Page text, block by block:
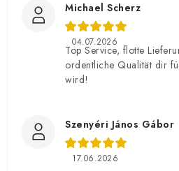
Michael Scherz
04.07.2026
Top Service, flotte
ordentliche Qualität dir
wird!
Szenyéri János Gábor
17.06.2026